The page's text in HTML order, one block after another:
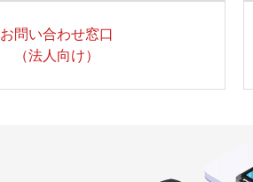
お問い合わせ窓口
（法人向け）